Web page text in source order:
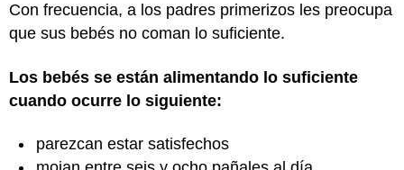
Con frecuencia, a los padres primerizos les preocupa
que sus bebés no coman lo suficiente.
Los bebés se están alimentando lo suficiente
cuando ocurre lo siguiente:
parezcan estar satisfechos